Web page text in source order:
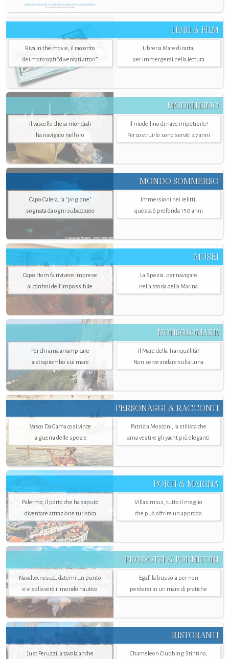
LIBRI & FILM
Riva in the movie, il racconto
dei motoscafi “diventati attori”
Libreria Mare di carta,
per immergersi nella lettura
MODELLISMO
Il vascello che ai mondiali
ha navigato nell’oro
Il modellino di nave irripetibile?
Per costruirlo sono serviti 47 anni
MONDO SOMMERSO
Capo Galera, la "prigione"
sognata da ogni subacqueo
Immersioni nei relitti:
questa è profonda 150 anni
MUSEI
Capo Horn fa rivivere imprese
ai confini dell’impossibile
La Spezia. per navigare
nella storia della Marina
NONSOLOMARE
Per chi ama arrampicare
a strapiombo sul mare
Il Mare della Tranquillità?
Non serve andare sulla Luna
PERSONAGGI & RACCONTI
Vasco Da Gama così vince
la guerra delle spezie
Patrizia Mosconi, la stilista che
ama vestire gli yacht più eleganti
PORTI & MARINA
Palermo, il porto che ha saputo
diventare attrazione turistica
Villasimius, tutto il meglio
che può offrire un approdo
PRODOTTI & FORNITORI
Navaltecnosud, datemi un punto
e vi solleverò il mondo nautico
Egaf, la bussola per non
perdersi in un mare di pratiche
RISTORANTI
Just Peruzzi, a tavola anche Chameleon Clubbing Stintino,